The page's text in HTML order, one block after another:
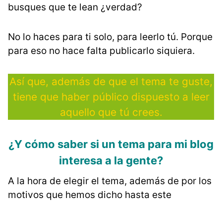
busques que te lean ¿verdad?
No lo haces para ti solo, para leerlo tú. Porque
para eso no hace falta publicarlo siquiera.
Así que, además de que el tema te guste,
tiene que haber público dispuesto a leer
aquello que tú crees.
¿Y cómo saber si un tema para mi blog
interesa a la gente?
A la hora de elegir el tema, además de por los
motivos que hemos dicho hasta este